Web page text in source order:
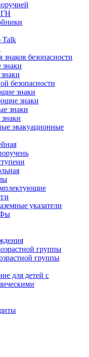
Talk
знаков безопасности
безопасности
знаки
знаки
знаки
эвакуационные
указатели
группы
группы
для детей с